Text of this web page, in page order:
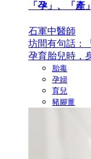
「孕」、「產
石軍中醫師
坊間有句話：
孕育胎兒時，
胎毒
孕婦
育兒
豬腳薑